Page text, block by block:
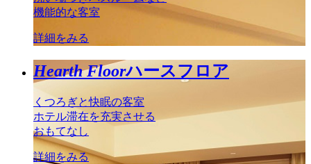
機能的な客室
詳細をみる
Hearth Floorハースフロア
くつろぎと快眠の客室
ホテル滞在を充実させる
おもてなし
詳細をみる